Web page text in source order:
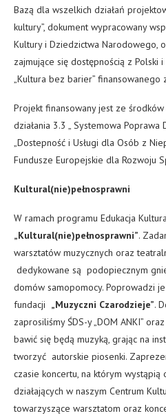
Bazą dla wszelkich działań
kultury”, dokument wypracowany
Kultury i Dziedzictwa Narodowego,
zajmujące się dostępnością z Polski
„Kultura bez barier” finansowanego
Projekt finansowany jest ze
działania 3.3 „ Systemowa Poprawa
„Dostepność i Usługi dla Osób z
Fundusze Europejskie dla Rozwoju
Kultural(nie)pełnosprawni
W ramach programu Edukacja
„Kultural(nie)pełnosprawni”.
warsztatów muzycznych oraz
dedykowane są podopiecznym
domów samopomocy. Poprowadzi je
fundacji „Muzyczni Czarodzieje”.
zaprosiliśmy ŚDS-y „DOM ANKI”
bawić się będą muzyką, grając na
tworzyć autorskie piosenki.
czasie koncertu, na którym wystąpią
działających w naszym Centrum
towarzyszące warsztatom oraz